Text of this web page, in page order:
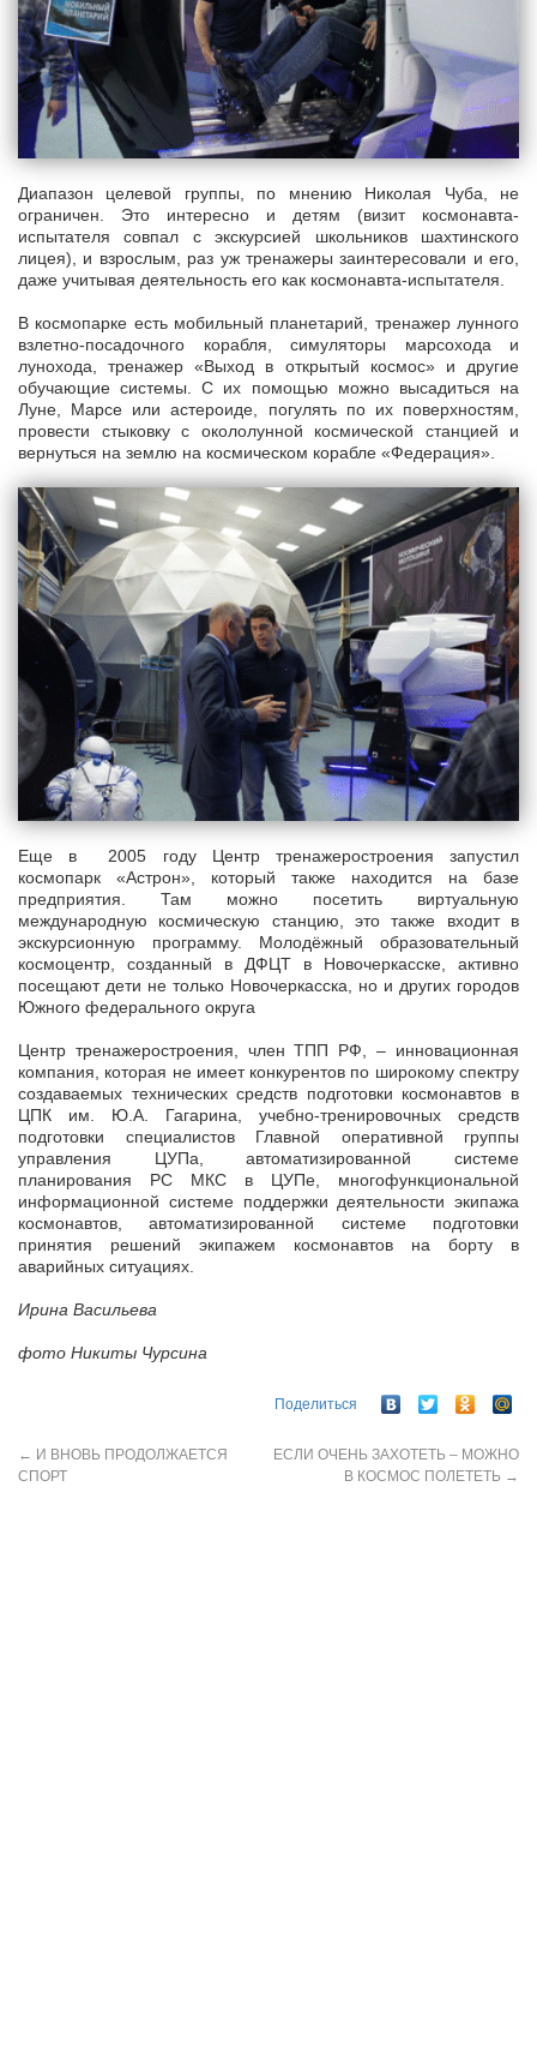
Диапазон целевой группы, по мнению Николая Чуба, не
ограничен. Это интересно и детям (визит космонавта-
испытателя совпал с экскурсией школьников шахтинского
лицея), и взрослым, раз уж тренажеры заинтересовали и его,
даже учитывая деятельность его как космонавта-испытателя.
В космопарке есть мобильный планетарий, тренажер лунного
взлетно-посадочного корабля, симуляторы марсохода и
лунохода, тренажер «Выход в открытый космос» и другие
обучающие системы. С их помощью можно высадиться на
Луне, Марсе или астероиде, погулять по их поверхностям,
провести стыковку с окололунной космической станцией и
вернуться на землю на космическом корабле «Федерация».
Еще в 2005 году Центр тренажеростроения запустил
космопарк «Астрон», который также находится на базе
предприятия. Там можно посетить виртуальную
международную космическую станцию, это также входит в
экскурсионную программу. Молодёжный образовательный
космоцентр, созданный в ДФЦТ в Новочеркасске, активно
посещают дети не только Новочеркасска, но и других городов
Южного федерального округа
Центр тренажеростроения, член ТПП РФ, – инновационная
компания, которая не имеет конкурентов по широкому спектру
создаваемых технических средств подготовки космонавтов в
ЦПК им. Ю.А. Гагарина, учебно-тренировочных средств
подготовки специалистов Главной оперативной группы
управления ЦУПа, автоматизированной системе
планирования РС МКС в ЦУПе, многофункциональной
информационной системе поддержки деятельности экипажа
космонавтов, автоматизированной системе подготовки
принятия решений экипажем космонавтов на борту в
аварийных ситуациях.
Ирина Васильева
фото Никиты Чурсина
Поделиться
← И ВНОВЬ ПРОДОЛЖАЕТСЯ
СПОРТ
ЕСЛИ ОЧЕНЬ ЗАХОТЕТЬ – МОЖНО
В КОСМОС ПОЛЕТЕТЬ →